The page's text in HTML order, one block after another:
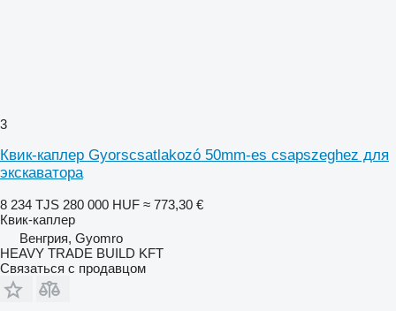
3
Квик-каплер Gyorscsatlakozó 50mm-es csapszeghez для
экскаватора
8 234 TJS 280 000 HUF ≈ 773,30 €
Квик-каплер
Венгрия, Gyomro
HEAVY TRADE BUILD KFT
Связаться с продавцом